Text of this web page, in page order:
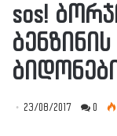
sos!
23/08/2017 0